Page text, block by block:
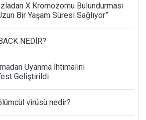
X Kromozomu Bulundurması
Bir Yaşam Süresi Sağlıyor”
NEDİR?
Uyanma İhtimalini
Geliştirildi
virüsü nedir?